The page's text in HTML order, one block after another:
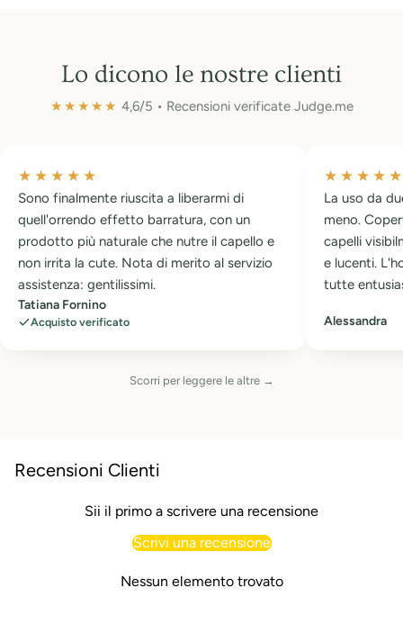
Lo dicono le nostre clienti
★★★★★ 4,6/5 • Recensioni verificate Judge.me
★★★★★
Sono finalmente riuscita a liberarmi di
quell'orrendo effetto barratura, con un
prodotto più naturale che nutre il capello e
non irrita la cute. Nota di merito al servizio
assistenza: gentilissimi.
Tatiana Fornino
Acquisto verificato
La uso da
meno.
capelli
e lucenti.
tutte
Alessandra
Scorri per leggere le altre →
Recensioni Clienti
Sii il primo a scrivere una recensione
Scrivi una recensione
Nessun elemento trovato